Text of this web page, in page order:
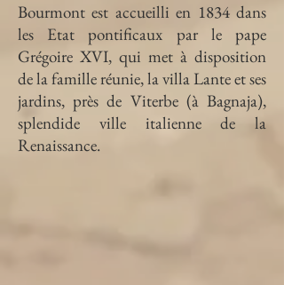
Bourmont est accueilli en 1834 dans
les Etat pontificaux par le pape
Grégoire XVI, qui met à disposition
de la famille réunie, la villa Lante et ses
jardins, près de Viterbe (à Bagnaja),
splendide ville italienne de la
Renaissance.